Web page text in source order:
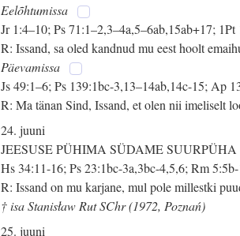
Eelõhtumissa
Jr 1:4–10; Ps 71:1–2,3–4a,5–6ab,15ab+17;
R: Issand, sa oled kandnud mu eest hoolt
Päevamissa
Js 49:1–6; Ps 139:1bc-3,13–14ab,14c-15; Ap
R: Ma tänan Sind, Issand, et olen nii imeliselt
24. juuni
JEESUSE PÜHIMA SÜDAME SUURPÜHA
Hs 34:11-16; Ps 23:1bc-3a,3bc-4,5,6; Rm
R: Issand on mu karjane, mul pole millestki
† isa Stanisław Rut SChr (1972, Poznań)
25. juuni